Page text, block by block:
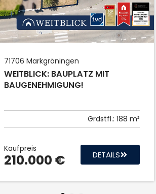
71706 Markgröningen
WEITBLICK: BAUPLATZ MIT
BAUGENEHMIGUNG!
Grdstfl.: 188 m²
Kaufpreis
210.000 € DETAILS